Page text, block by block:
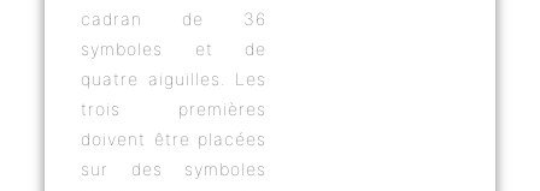
cadran de 36
symboles et de
quatre aiguilles. Les
trois premières
doivent être placées
sur des symboles